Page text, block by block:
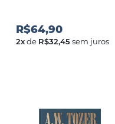
R$64,90
2xde R$32,45sem juros